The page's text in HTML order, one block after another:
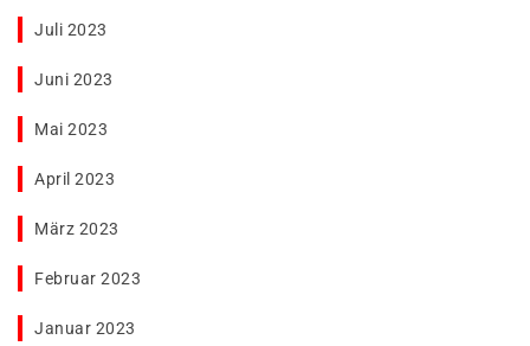
Juli 2023
Juni 2023
Mai 2023
April 2023
März 2023
Februar 2023
Januar 2023